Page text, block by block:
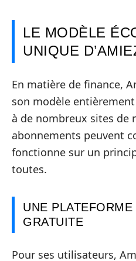
LE MODÈLE
UNIQUE
En matière de finance,
son modèle
à de nombreux sites de
abonnements peuvent
fonctionne sur un
toutes.
UNE
GRATUITE
Pour ses utilisateurs,